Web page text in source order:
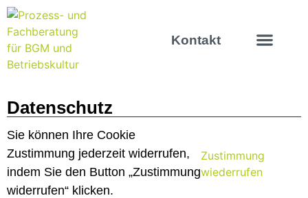
Kontakt
Datenschutz
Sie können Ihre Cookie
Zustimmung jederzeit widerrufen,
indem Sie den Button „Zustimmung
widerrufen“ klicken.
Zustimmung
wiederrufen